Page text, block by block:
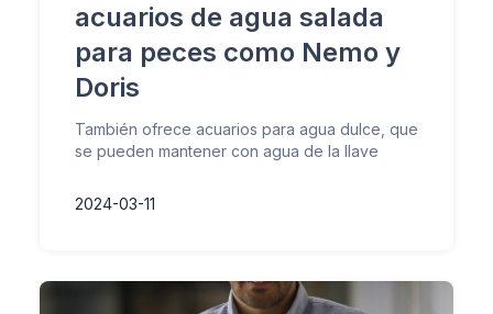
acuarios de agua salada
para peces como Nemo y
Doris
También ofrece acuarios para agua dulce, que
se pueden mantener con agua de la llave
2024-03-11